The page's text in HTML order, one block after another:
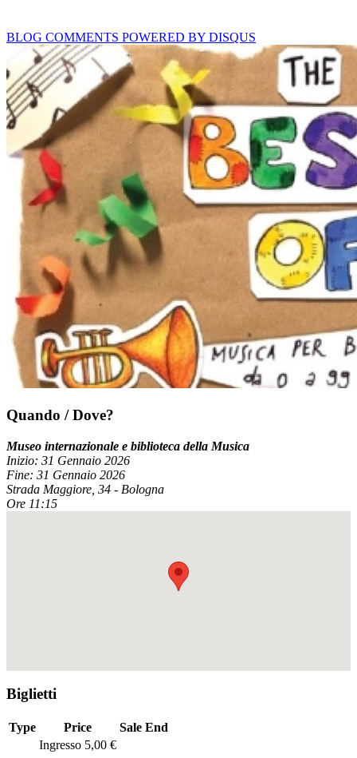
BLOG COMMENTS POWERED BY DISQUS
Quando / Dove?
Museo internazionale e biblioteca della Musica
Inizio: 31 Gennaio 2026
Fine: 31 Gennaio 2026
Strada Maggiore, 34 - Bologna
Ore 11:15
Biglietti
Type Price
Sale End
Ingresso 5,00 €